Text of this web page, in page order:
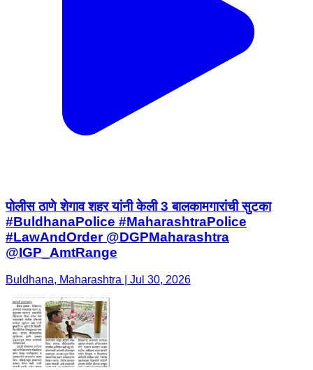
पोलीस ठाणे शेगाव शहर यांनी केली 3 बालकामगारांची सुटका
#BuldhanaPolice #MaharashtraPolice
#LawAndOrder @DGPMaharashtra
@IGP_AmtRange
Buldhana, Maharashtra | Jul 30, 2026